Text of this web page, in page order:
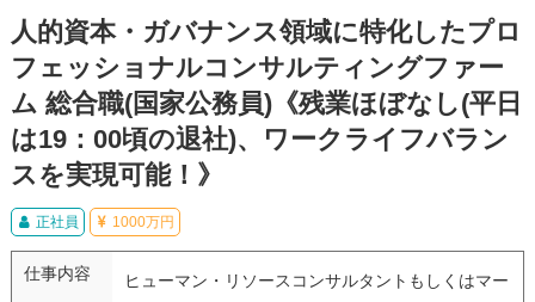
人的資本・ガバナンス領域に特化したプロ
フェッショナルコンサルティングファー
ム 総合職(国家公務員)《残業ほぼなし(平日
は19：00頃の退社)、ワークライフバラン
スを実現可能！》
正社員 1000万円
仕事内容
ヒューマン・リソースコンサルタントもしくはマー